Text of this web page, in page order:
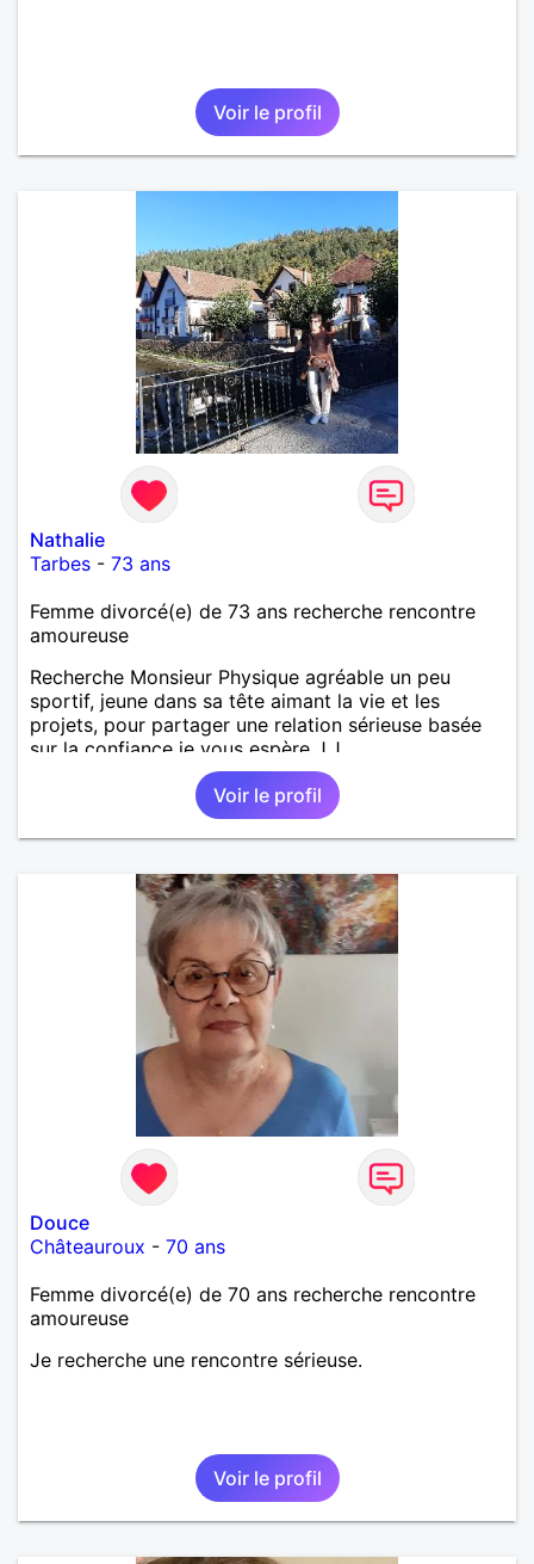
Voir le profil
Nathalie
Tarbes - 73 ans
Femme divorcé(e) de 73 ans recherche rencontre
amoureuse
Recherche Monsieur Physique agréable un peu
sportif, jeune dans sa tête aimant la vie et les
projets, pour partager une relation sérieuse basée
sur la confiance je vous espère J.J
Voir le profil
Douce
Châteauroux - 70 ans
Femme divorcé(e) de 70 ans recherche rencontre
amoureuse
Je recherche une rencontre sérieuse.
Voir le profil